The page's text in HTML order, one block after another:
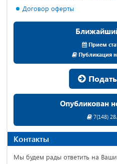
Договор оферты
Прием
Публикация
Опубликован
7(148)
Контакты
Мы будем рады ответить на